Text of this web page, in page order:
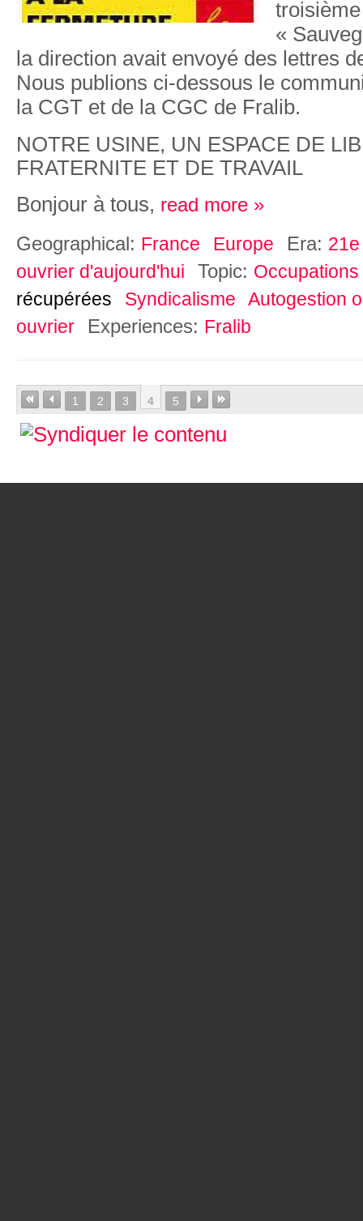
«
la direction avait envoyé des lettres
Nous publions ci-dessous le
la CGT et de la CGC de Fralib.
NOTRE USINE, UN ESPACE DE
FRATERNITE ET DE TRAVAIL
Bonjour à tous, read more »
Geographical: France Europe Era:
ouvrier d'aujourd'hui
Topic: Occupations
récupérées
Syndicalisme
Autogestion
ouvrier
Experiences: Fralib
1 2 3 4 5